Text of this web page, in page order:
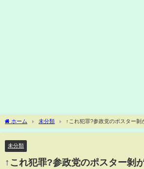
ホーム 未分類
↑これ犯罪?参政党のポスター剝
の罰則2年以下の禁錮または30万円以下の罰金になります
未分類
↑これ犯罪?参政党のポスター剝